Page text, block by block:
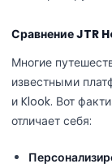
Сравнение JTR
Многие
известными
и Klook. Вот
отличает себя: